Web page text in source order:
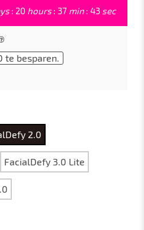
: 20 hours : 37 min : 42 sec
te besparen.
2.0
FacialDefy 3.0 Lite